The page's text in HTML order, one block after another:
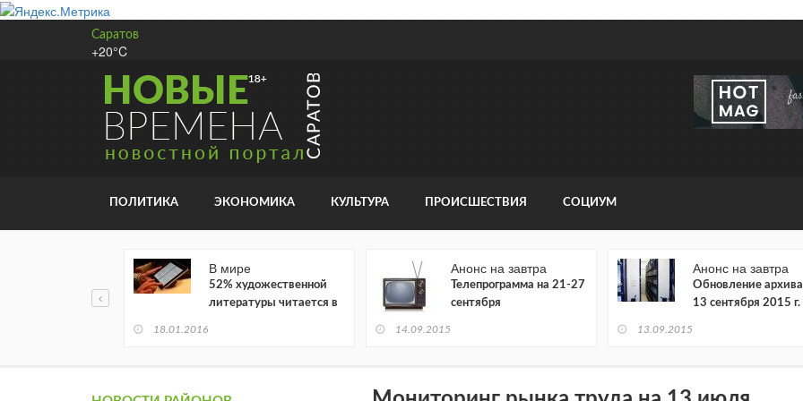
Саратов
+20°C
ПОЛИТИКА ЭКОНОМИКА КУЛЬТУРА ПРОИСШЕСТВИЯ СОЦИУМ
В мире
52% художественной
литературы читается в
18.01.2016
Анонс на завтра
Телепрограмма на 21-27
сентября
14.09.2015
Анонс на завтра
Обновление архива
13 сентября 2015 г.
13.09.2015